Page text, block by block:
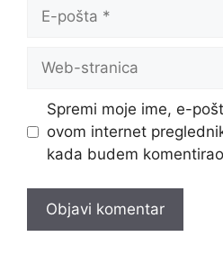
pošta
stranica
Spremi moje ime, e-
ovom internet
kada budem